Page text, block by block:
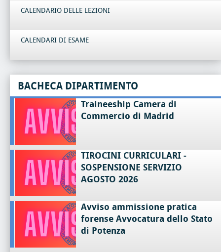
CALENDARIO DELLE LEZIONI
CALENDARI DI ESAME
BACHECA DIPARTIMENTO
Traineeship Camera di
Commercio di Madrid
TIROCINI CURRICULARI -
SOSPENSIONE SERVIZIO
AGOSTO 2026
Avviso ammissione pratica
forense Avvocatura dello Stato
di Potenza